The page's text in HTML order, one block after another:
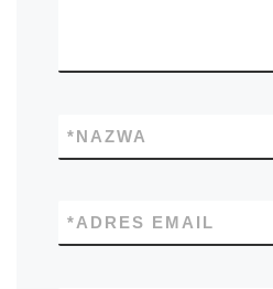
NAZWA
*
ADRES EMAIL
*